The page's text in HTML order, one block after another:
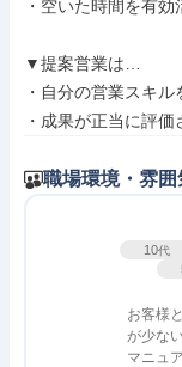
・空いた時間を有
▼提案営業は…
・自分の営業スキ
・成果が正当に評
職場環境・雰囲
10代
お客様
が少な
マニュ